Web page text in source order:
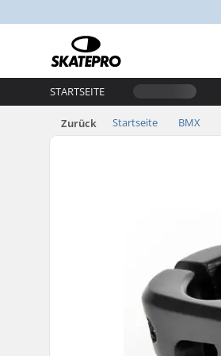
STARTSEITE
Zurück Startseite BMX